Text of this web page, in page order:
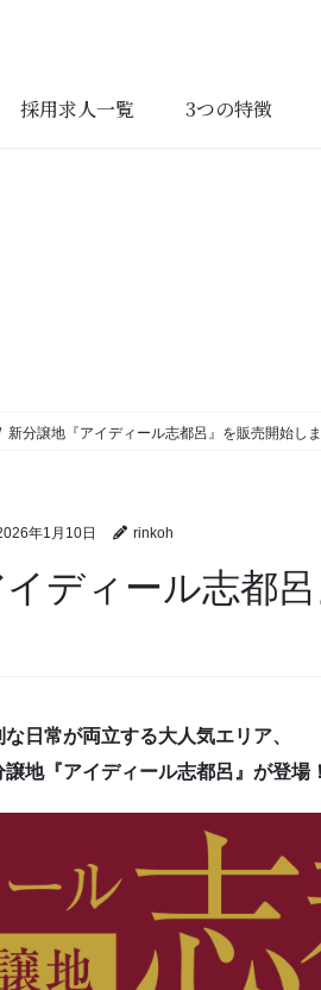
採用求人一覧 3つの特徴
新分譲地『アイディール志都呂』を販売開始しま
年1月10日 rinkoh
ディール志都
日常が両立する大人気エリア、
地『アイディール志都呂』が登場！